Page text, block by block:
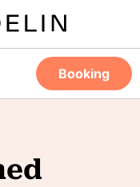
Booking